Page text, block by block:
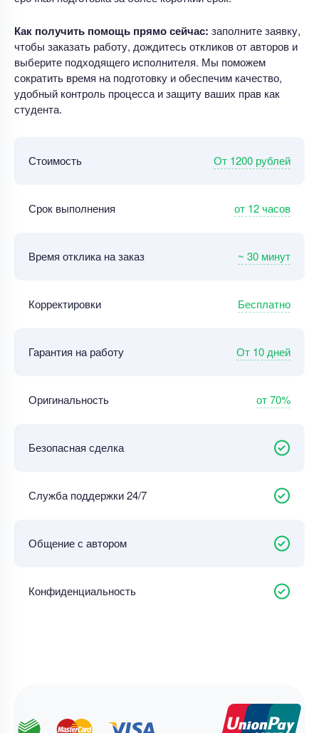
Как получить помощь прямо сейчас: заполните заявку,
чтобы заказать работу, дождитесь откликов от авторов и
выберите подходящего исполнителя. Мы поможем
сократить время на подготовку и обеспечим качество,
удобный контроль процесса и защиту ваших прав как
студента.
Стоимость От 1200 рублей
Срок выполнения от 12 часов
Время отклика на заказ ~ 30 минут
Корректировки Бесплатно
Гарантия на работу От 10 дней
Оригинальность от 70%
Безопасная сделка
Служба поддержки 24/7
Общение с автором
Конфиденциальность